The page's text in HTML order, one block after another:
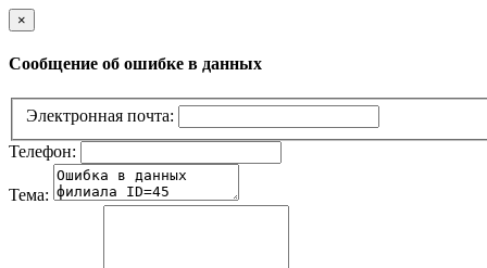
×
Сообщение об ошибке в данных
Электронная почта:
Телефон:
Тема: